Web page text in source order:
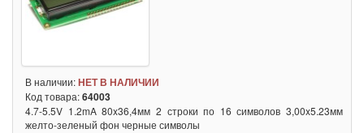
В наличии:НЕТ В НАЛИЧИИ
Код товара:64003
4.7-5.5V 1.2mA 80x36,4мм 2 строки по 16 символов 3,00x5.23мм
желто-зеленый фон черные символы